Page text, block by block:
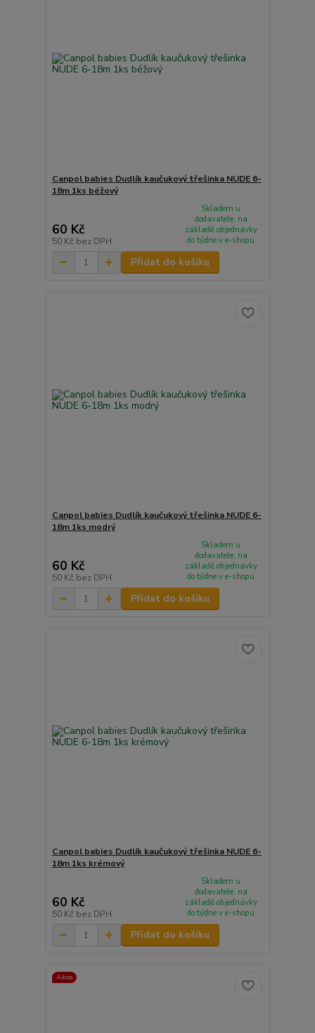
Canpol babies Dudlík kaučukový třešinka NUDE 6-
18m 1ks béžový
60 Kč
50 Kč bez DPH
Skladem u
dodavatele, na
základě objednávky
do týdne v e-shopu
Přidat do košíku
Canpol babies Dudlík kaučukový třešinka NUDE 6-
18m 1ks modrý
60 Kč
50 Kč bez DPH
Skladem u
dodavatele, na
základě objednávky
do týdne v e-shopu
Přidat do košíku
Canpol babies Dudlík kaučukový třešinka NUDE 6-
18m 1ks krémový
60 Kč
50 Kč bez DPH
Skladem u
dodavatele, na
základě objednávky
do týdne v e-shopu
Přidat do košíku
Akce